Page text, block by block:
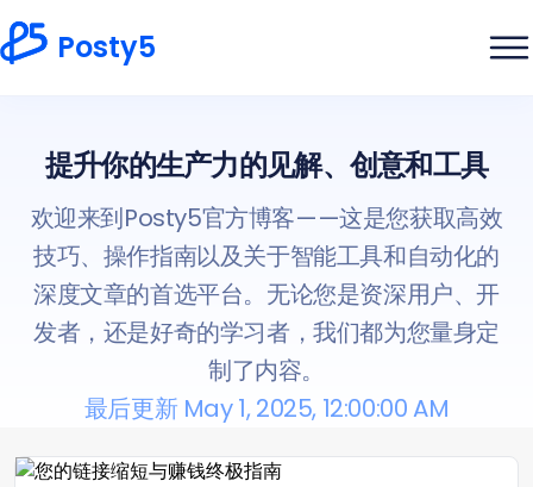
Posty5
提升你的生产力的见解、创意和工具
欢迎来到Posty5官方博客——这是您获取高效
技巧、操作指南以及关于智能工具和自动化的
深度文章的首选平台。无论您是资深用户、开
发者，还是好奇的学习者，我们都为您量身定
制了内容。
最后更新 May 1, 2025, 12:00:00 AM